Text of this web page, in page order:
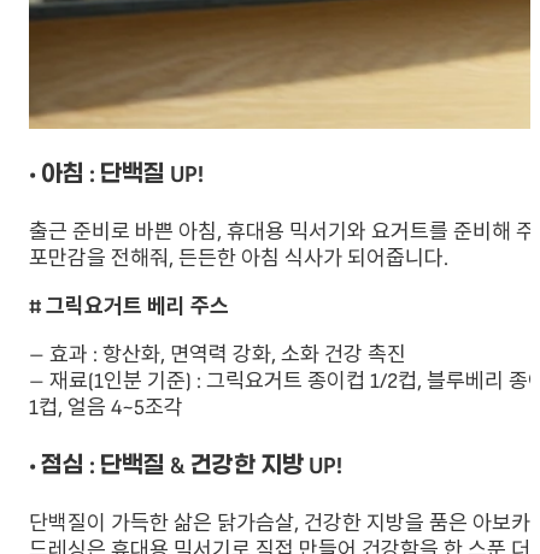
• 아침 : 단백질 UP!
출근 준비로 바쁜 아침, 휴대용 믹서기와 요거트를 준비해
포만감을 전해줘, 든든한 아침 식사가 되어줍니다.
# 그릭요거트 베리 주스
– 효과 : 항산화, 면역력 강화, 소화 건강 촉진
– 재료(1인분 기준) : 그릭요거트 종이컵 1/2컵, 블루베리
1컵, 얼음 4~5조각
• 점심 : 단백질 & 건강한 지방 UP!
단백질이 가득한 삶은 닭가슴살, 건강한 지방을 품은 아보